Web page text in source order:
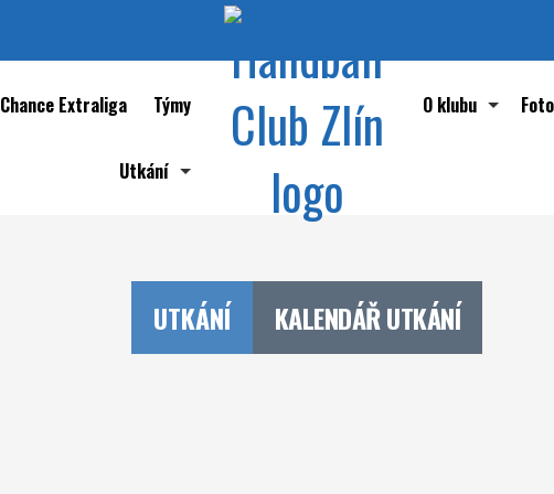
Chance Extraliga Týmy
Utkání
Kalendář utkání
O klubu
Reprezentace
Foto
UTKÁNÍ KALENDÁŘ UTKÁNÍ